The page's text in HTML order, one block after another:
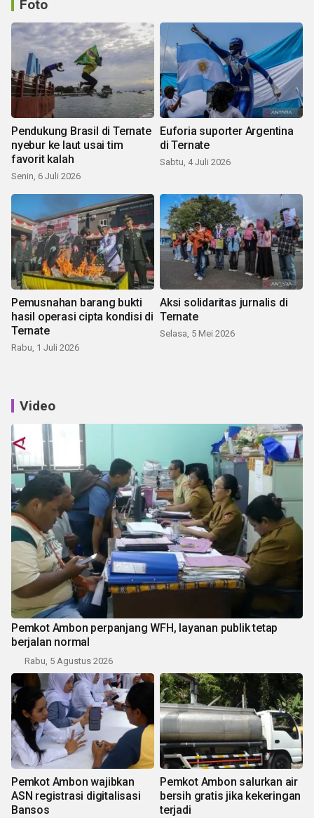
Foto
Pendukung Brasil di Ternate
nyebur ke laut usai tim
favorit kalah
Senin, 6 Juli 2026
Euforia suporter Argentina
di Ternate
Sabtu, 4 Juli 2026
Pemusnahan barang bukti
hasil operasi cipta kondisi di
Ternate
Rabu, 1 Juli 2026
Aksi solidaritas jurnalis di
Ternate
Selasa, 5 Mei 2026
Video
Pemkot Ambon perpanjang WFH, layanan publik tetap
berjalan normal
Rabu, 5 Agustus 2026
Pemkot Ambon wajibkan
ASN registrasi digitalisasi
Bansos
Pemkot Ambon salurkan air
bersih gratis jika kekeringan
terjadi